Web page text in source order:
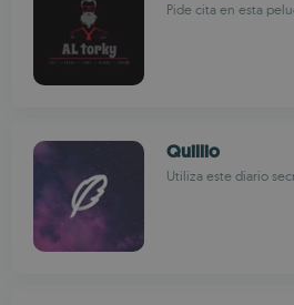
Pide cita en esta
Quillio
Utiliza este diario